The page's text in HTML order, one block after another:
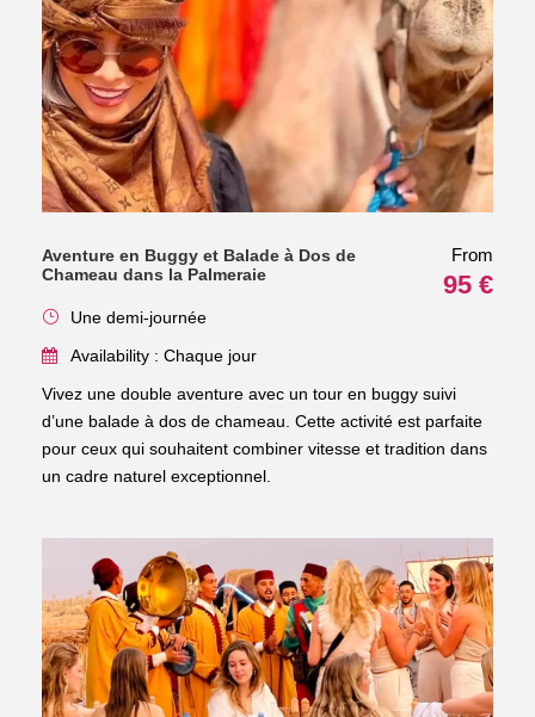
Aventure en Buggy et Balade à Dos de
Chameau dans la Palmeraie
From
95 €
Une demi-journée
Availability : Chaque jour
Vivez une double aventure avec un tour en buggy suivi
d’une balade à dos de chameau. Cette activité est parfaite
pour ceux qui souhaitent combiner vitesse et tradition dans
un cadre naturel exceptionnel.